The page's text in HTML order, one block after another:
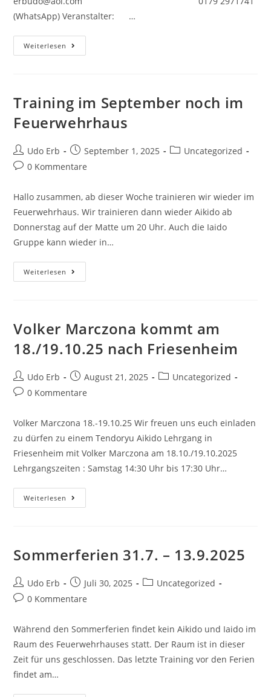
(WhatsApp) Veranstalter: …
Weiterlesen Tendoryu
Lehrgang
Marczona
Am
18./19.10.2025
Training im September noch im
Feuerwehrhaus
Beitrags-
Autor:
Udo Erb
Beitrag
veröffentlicht:
September 1, 2025
Beitrags-
Uncategorized
Beitrags-
0 Kommentare
Hallo zusammen, ab dieser Woche trainieren wir wieder im
Feuerwehrhaus. Wir trainieren dann wieder Aikido ab
Donnerstag auf der Matte um 20 Uhr. Auch die Iaido
Gruppe kann wieder in…
Weiterlesen Training
Im
Volker Marczona kommt am
18./19.10.25 nach Friesenheim
Beitrags-
Autor:
Udo Erb
Beitrag
veröffentlicht:
August 21, 2025
Beitrags-
Uncategorized
Beitrags-
0 Kommentare
Volker Marczona 18.-19.10.25 Wir freuen uns euch einladen
zu dürfen zu einem Tendoryu Aikido Lehrgang in
Friesenheim mit Volker Marczona am 18.10./19.10.2025
Lehrgangszeiten : Samstag 14:30 Uhr bis 17:30 Uhr…
Weiterlesen Volker
Marczona
Friesenheim
Sommerferien 31.7. – 13.9.2025
Beitrags-
Autor:
Udo Erb
Beitrag
veröffentlicht:
Juli 30, 2025
Beitrags-
Uncategorized
Beitrags-
0 Kommentare
Während den Sommerferien findet kein Aikido und Iaido im
Raum des Feuerwehrhauses statt. Der Raum ist in dieser
Zeit für uns geschlossen. Das letzte Training vor den Ferien
findet am…